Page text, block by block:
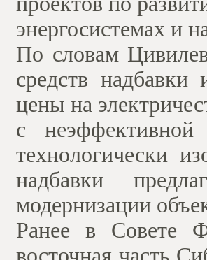
энергосистемах и
По словам
средств надбавки
цены на
с неэффективной
технологически
надбавки
модернизации
Ранее в Совете